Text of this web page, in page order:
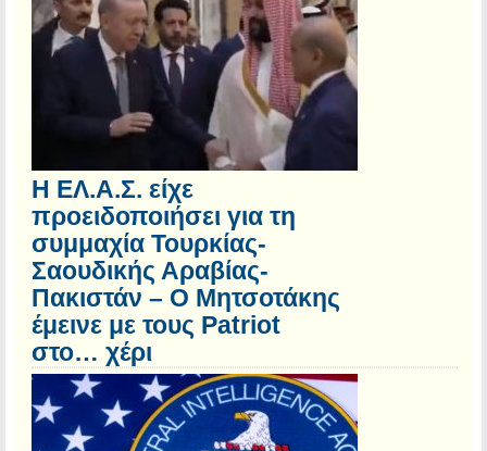
Η ΕΛ.Α.Σ. είχε
προειδοποιήσει για τη
συμμαχία Τουρκίας-
Σαουδικής Αραβίας-
Πακιστάν – Ο Μητσοτάκης
έμεινε με τους Patriot
στο… χέρι